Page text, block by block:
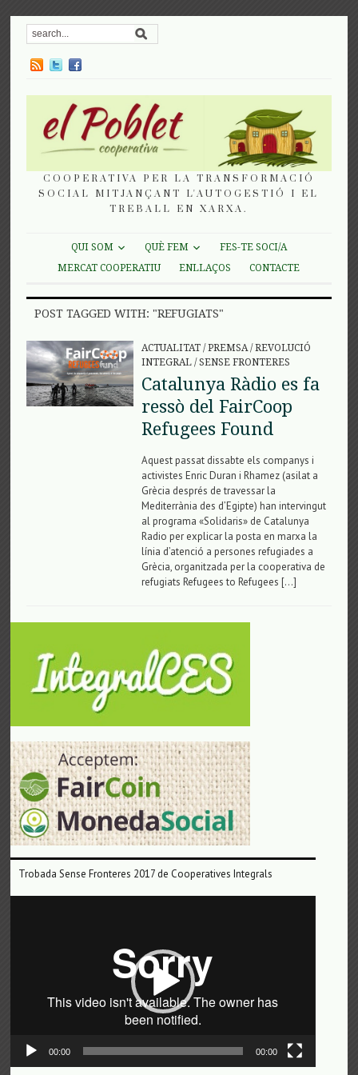
COOPERATIVA PER LA TRANSFORMACIÓ
SOCIAL MITJANÇANT L'AUTOGESTIÓ I EL
TREBALL EN XARXA.
QUI SOM QUÈ FEM
FES-TE SOCI/A
MERCAT COOPERATIU
ENLLAÇOS CONTACTE
POST TAGGED WITH: "REFUGIATS"
ACTUALITAT/PREMSA/REVOLUCIÓ
INTEGRAL/SENSE FRONTERES
Catalunya Ràdio es fa
ressò del FairCoop
Refugees Found
Aquest passat dissabte els companys i
activistes Enric Duran i Rhamez (asilat a
Grècia després de travessar la
Mediterrània des d’Egipte) han intervingut
al programa «Solidaris» de Catalunya
Radio per explicar la posta en marxa la
línia d’atenció a persones refugiades a
Grècia, organitzada per la cooperativa de
refugiats Refugees to Refugees […]
Trobada Sense Fronteres 2017 de Cooperatives Integrals
00:00 00:00